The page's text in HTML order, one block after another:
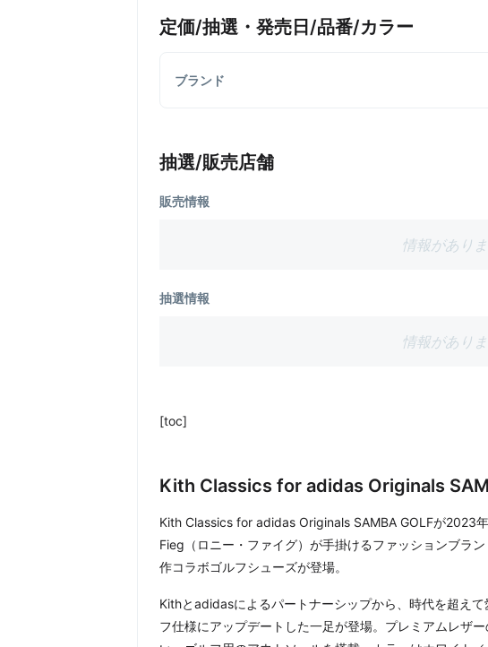
定価/抽選・発売日/品番/カラー
ブランド
抽選/販売店舗
販売情報
情報があり
抽選情報
情報があり
[toc]
Kith Classics for adidas Originals
Kith Classics for adidas Originals SAMBA GOLFが2023
Fieg（ロニー・ファイグ）が手掛けるファッションブラ
作コラボゴルフシューズが登場。
Kithとadidasによるパートナーシップから、時代を超え
フ仕様にアップデートした一足が登場。プレミアムレザ